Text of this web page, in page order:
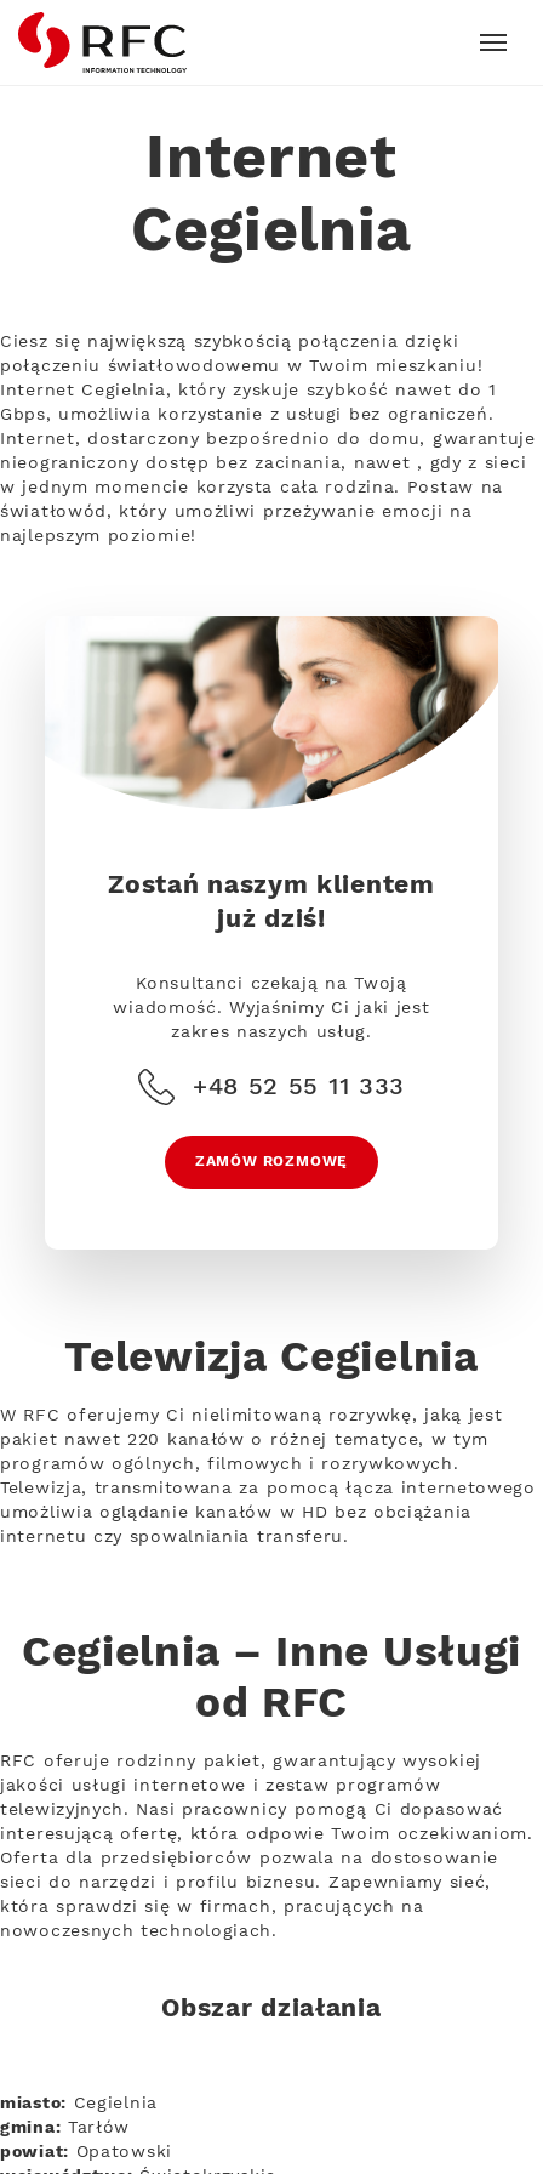
RFC
Internet
Cegielnia
Ciesz się największą szybkością połączenia dzięki
połączeniu światłowodowemu w Twoim mieszkaniu!
Internet Cegielnia, który zyskuje szybkość nawet do 1
Gbps, umożliwia korzystanie z usługi bez ograniczeń.
Internet, dostarczony bezpośrednio do domu, gwarantuje
nieograniczony dostęp bez zacinania, nawet , gdy z sieci
w jednym momencie korzysta cała rodzina. Postaw na
światłowód, który umożliwi przeżywanie emocji na
najlepszym poziomie!
Zostań naszym klientem
już dziś!
Konsultanci czekają na Twoją
wiadomość. Wyjaśnimy Ci jaki jest
zakres naszych usług.
+48 52 55 11 333
ZAMÓW ROZMOWĘ
Telewizja Cegielnia
W RFC oferujemy Ci nielimitowaną rozrywkę, jaką jest
pakiet nawet 220 kanałów o różnej tematyce, w tym
programów ogólnych, filmowych i rozrywkowych.
Telewizja, transmitowana za pomocą łącza internetowego
umożliwia oglądanie kanałów w HD bez obciążania
internetu czy spowalniania transferu.
Cegielnia – Inne Usługi
od RFC
RFC oferuje rodzinny pakiet, gwarantujący wysokiej
jakości usługi internetowe i zestaw programów
telewizyjnych. Nasi pracownicy pomogą Ci dopasować
interesującą ofertę, która odpowie Twoim oczekiwaniom.
Oferta dla przedsiębiorców pozwala na dostosowanie
sieci do narzędzi i profilu biznesu. Zapewniamy sieć,
która sprawdzi się w firmach, pracujących na
nowoczesnych technologiach.
Obszar działania
miasto: Cegielnia
gmina: Tarłów
powiat: Opatowski